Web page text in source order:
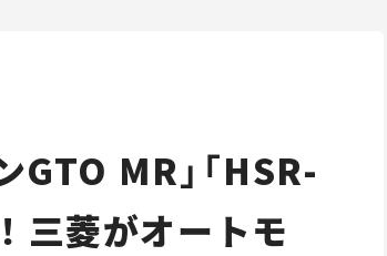
GTO MR」「HSR-
三菱がオートモ
Traffic
Special